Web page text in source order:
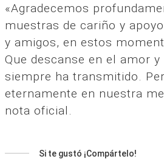
«Agradecemos
muestras de cariño y
y amigos, en estos
Que descanse en el amor y
siempre ha transmitido.
eternamente en nuestra
nota oficial.
Si te gustó ¡Compártelo!